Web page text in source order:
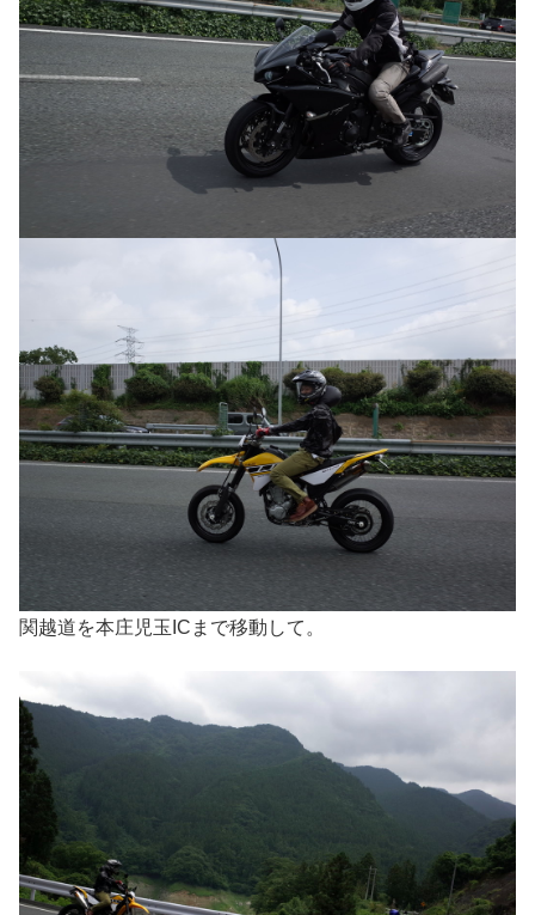
関越道を本庄児玉ICまで移動して。